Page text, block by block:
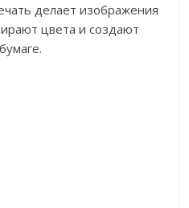
делает изображения
цвета и создают